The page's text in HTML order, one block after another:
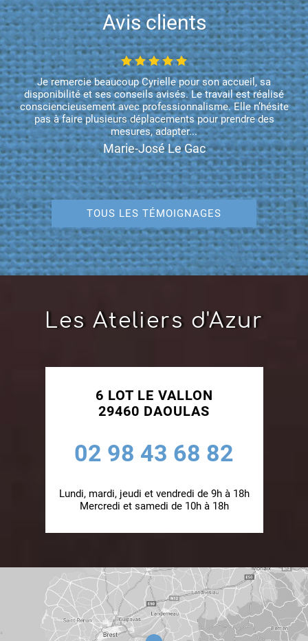
Avis clients
Je remercie beaucoup Cyrielle pour son accueil, sa
disponibilité et ses conseils avisés. Le travail est réalisé
consciencieusement avec professionnalisme. Elle n’hésite
pas à faire plusieurs déplacements pour prendre des
mesures, adapter...
Marie-José Le Gac
TOUS LES TÉMOIGNAGES
Les Ateliers d'Azur
6 LOT LE VALLON
29460 DAOULAS
02 98 43 68 82
Lundi, mardi, jeudi et vendredi de 9h à 18h
Mercredi et samedi de 10h à 18h